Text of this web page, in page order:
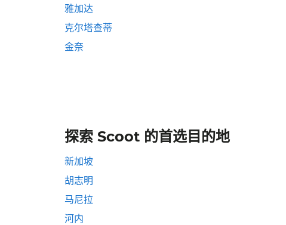
雅加达
克尔塔查蒂
金奈
探索 Scoot 的首选目的地
新加坡
胡志明
马尼拉
河内